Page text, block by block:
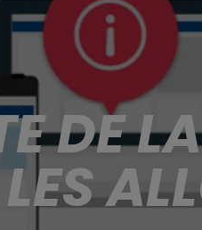
DE
LES